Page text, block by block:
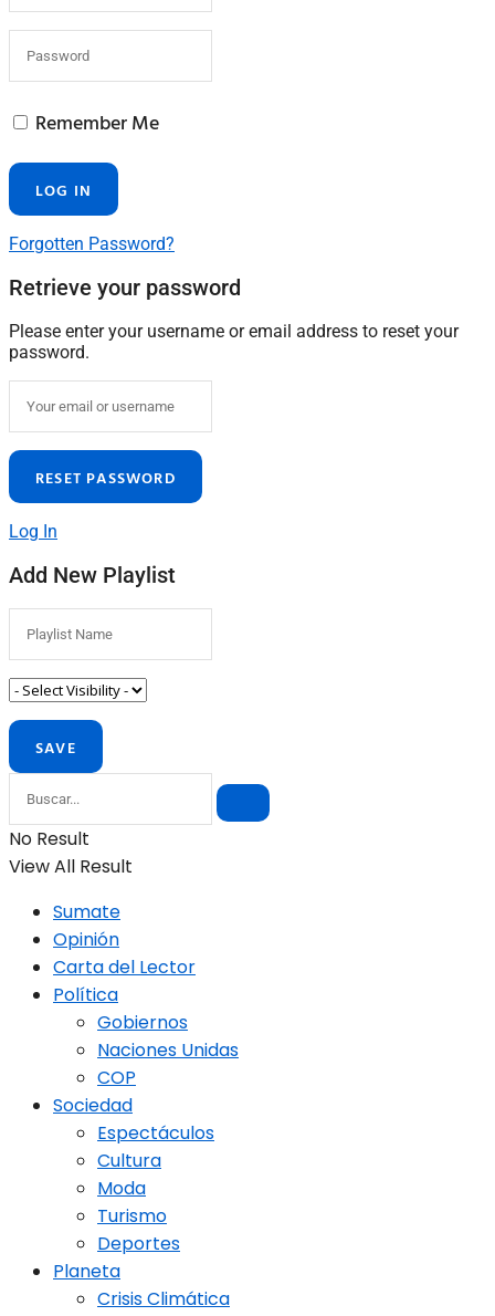
Remember Me
Forgotten Password?
Retrieve your password
Please enter your username or email address to reset your
password.
Log In
Add New Playlist
No Result
View All Result
Sumate
Opinión
Carta del Lector
Política
Gobiernos
Naciones Unidas
COP
Sociedad
Espectáculos
Cultura
Moda
Turismo
Deportes
Planeta
Crisis Climática